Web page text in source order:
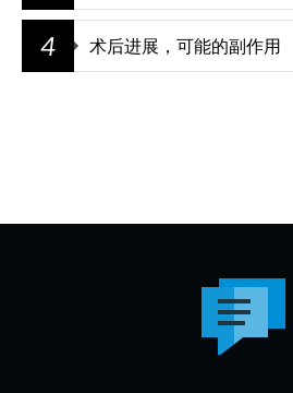
4 术后进展，可能的副作用